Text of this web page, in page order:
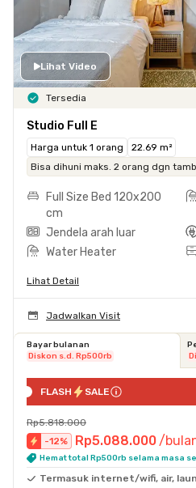
Lihat Video
Tersedia
Studio Full E
Harga untuk 1 orang
22.69 m²
Bisa dihuni maks. 2 orang dgn
Full Size Bed 120x200
cm
Jendela arah luar
Water Heater
Lihat Detail
Jadwalkan Visit
Bayar bulanan
Diskon s.d. Rp500rb
FLASH SALE
Rp5.818.000
-12% Rp5.088.000 /
Hemat total Rp500rb selama masa
Termasuk internet/wifi, air,